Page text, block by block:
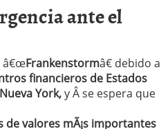
muchas empresas
ante el
â€œFrankenstormâ€ debido a
financieros de Estados
York,y Â se espera que
de valores mÃ¡s importantes